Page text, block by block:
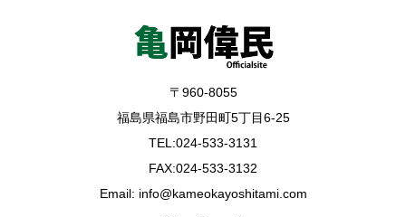
〒960-8055
福島県福島市野田町5丁目6-25
TEL:024-533-3131
FAX:024-533-3132
Email: info@kameokayoshitami.com